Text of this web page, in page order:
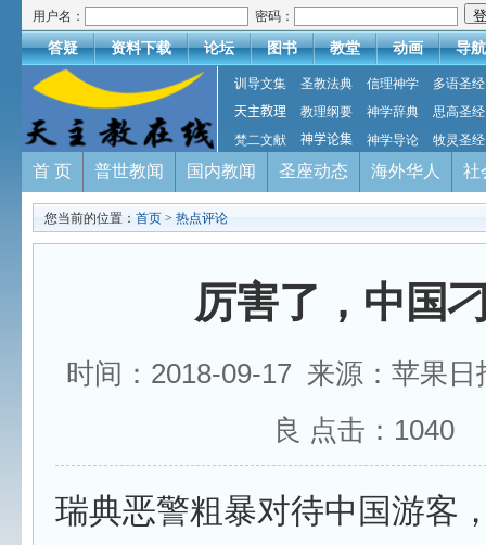
用户名： 密码：
答疑 资料下载 论坛 图书 教堂 动画 导航
训导文集 圣教法典 信理神学
多语圣经
天主教理
教理纲要 神学辞典
思高圣经
梵二文献
神学论集 神学导论 牧灵圣经
首 页 普世教闻 国内教闻 圣座动态 海外华人 社
您当前的位置： 首页 > 热点评论
厉害了，中国
时间：2018-09-17 来源：苹果
良 点击： 1040
瑞典恶警粗暴对待中国游客